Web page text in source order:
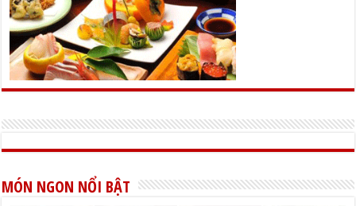
MÓN NGON NỔI BẬT